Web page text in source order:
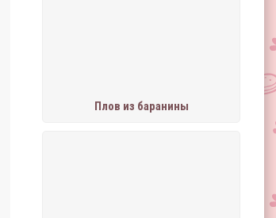
Плов из баранины